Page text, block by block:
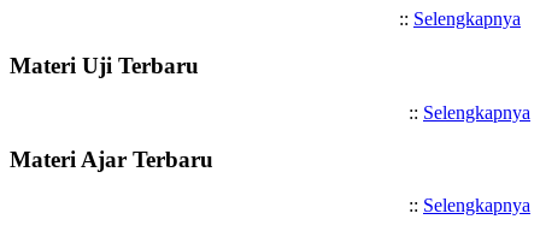
:: Selengkapnya
Materi Uji Terbaru
:: Selengkapnya
Materi Ajar Terbaru
:: Selengkapnya